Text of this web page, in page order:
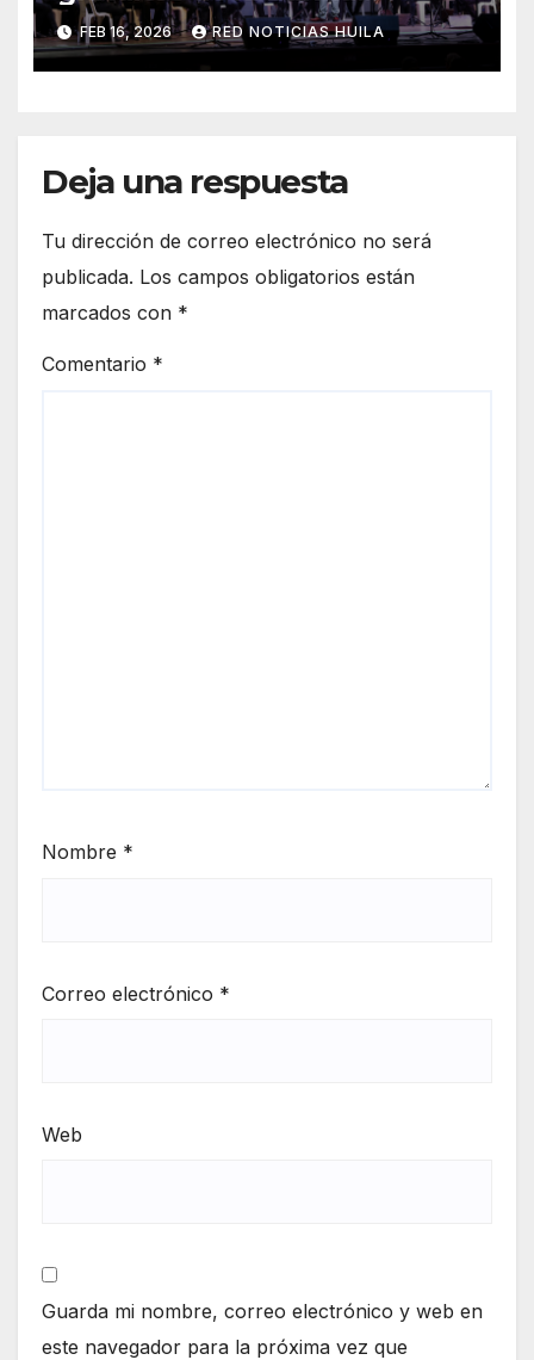
Sinfónica del Huila
FEB 16, 2026 RED NOTICIAS HUILA
Deja una respuesta
Tu dirección de correo electrónico no será
publicada. Los campos obligatorios están
marcados con *
Comentario *
Nombre *
Correo electrónico *
Web
Guarda mi nombre, correo electrónico y web en
este navegador para la próxima vez que